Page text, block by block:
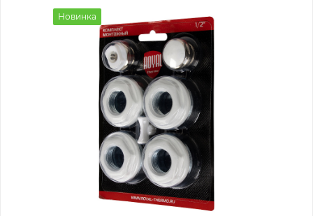
Новинка